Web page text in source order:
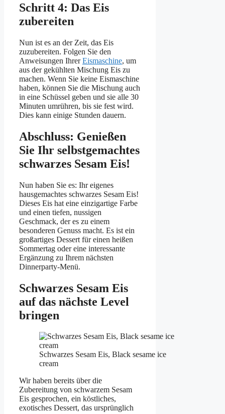
Schritt 4: Das Eis
zubereiten
Nun ist es an der Zeit, das Eis
zuzubereiten. Folgen Sie den
Anweisungen IhrerEismaschine, um
aus der gekühlten Mischung Eis zu
machen. Wenn Sie keine Eismaschine
haben, können Sie die Mischung auch
in eine Schüssel geben und sie alle 30
Minuten umrühren, bis sie fest wird.
Dies kann einige Stunden dauern.
Abschluss: Genießen
Sie Ihr selbstgemachtes
schwarzes Sesam Eis!
Nun haben Sie es: Ihr eigenes
hausgemachtes schwarzes Sesam Eis!
Dieses Eis hat eine einzigartige Farbe
und einen tiefen, nussigen
Geschmack, der es zu einem
besonderen Genuss macht. Es ist ein
großartiges Dessert für einen heißen
Sommertag oder eine interessante
Ergänzung zu Ihrem nächsten
Dinnerparty-Menü.
Schwarzes Sesam Eis
auf das nächste Level
bringen
Schwarzes Sesam Eis, Black sesame ice
cream
Wir haben bereits über die
Zubereitung von schwarzem Sesam
Eis gesprochen, ein köstliches,
exotisches Dessert, das ursprünglich